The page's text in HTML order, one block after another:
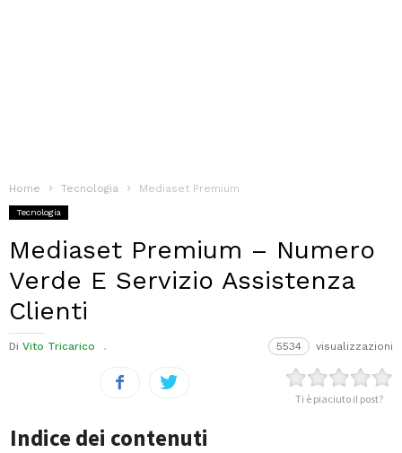
Home Tecnologia Mediaset Premium
Tecnologia
Mediaset Premium – Numero
Verde E Servizio Assistenza
Clienti
Di Vito Tricarico 5534 visualizzazioni
Ti è piaciuto il post?
Indice dei contenuti